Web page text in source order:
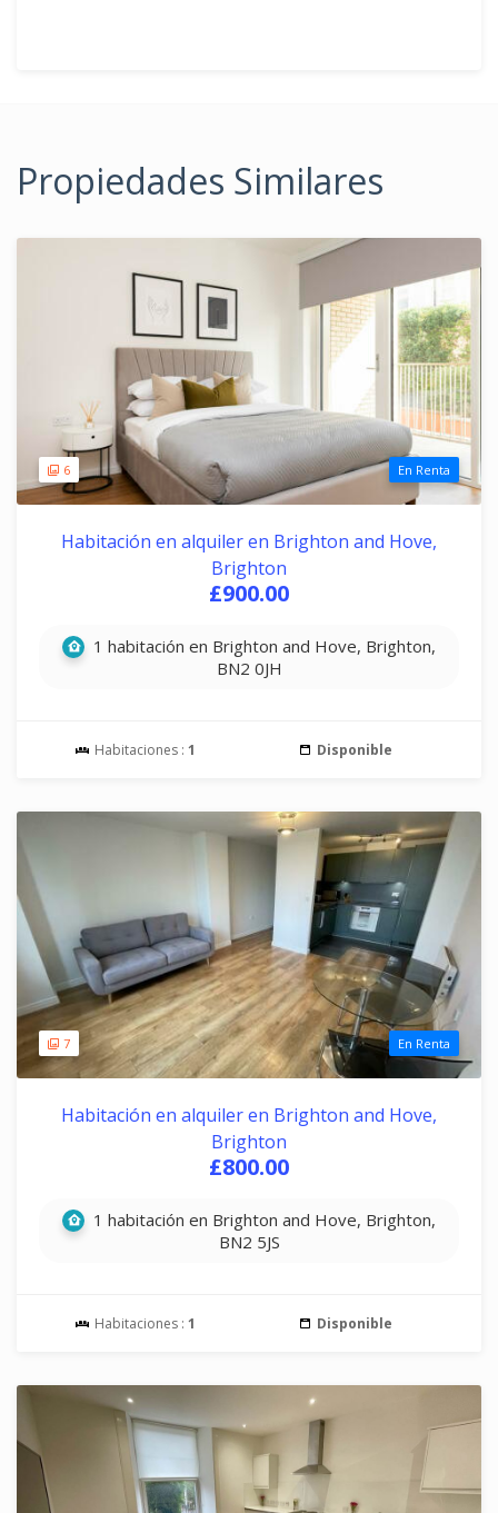
Propiedades Similares
6 En Renta
Habitación en alquiler en Brighton and Hove,
Brighton
£900.00
1 habitación en Brighton and Hove, Brighton,
BN2 0JH
Habitaciones : 1 Disponible
7 En Renta
Habitación en alquiler en Brighton and Hove,
Brighton
£800.00
1 habitación en Brighton and Hove, Brighton,
BN2 5JS
Habitaciones : 1 Disponible